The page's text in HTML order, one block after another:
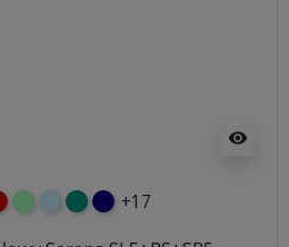
visibility
miętowybłękitnyturkusowy
granatowy
+17